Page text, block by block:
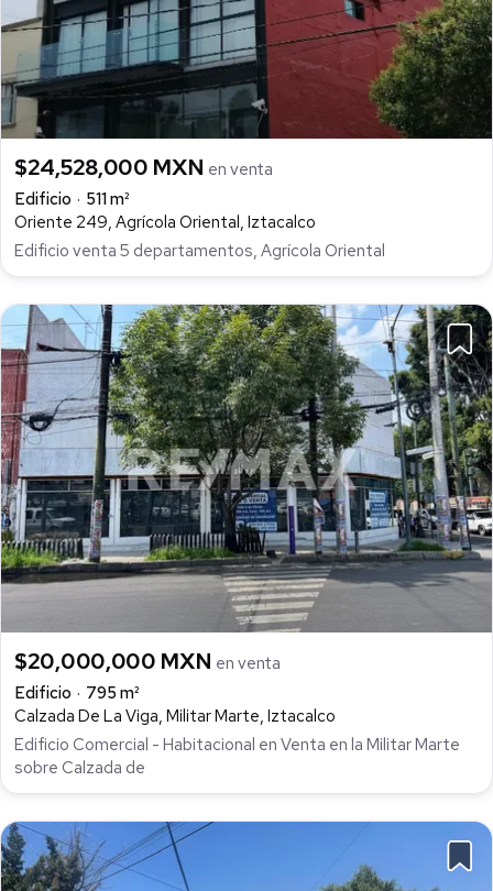
$24,528,000 MXN en venta
Edificio
511 m²
Oriente 249, Agrícola Oriental, Iztacalco
Edificio venta 5 departamentos, Agrícola Oriental
$20,000,000 MXN en venta
Edificio
795 m²
Calzada De La Viga, Militar Marte, Iztacalco
Edificio Comercial - Habitacional en Venta en la Militar Marte
sobre Calzada de